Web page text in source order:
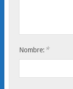
Nombre: *